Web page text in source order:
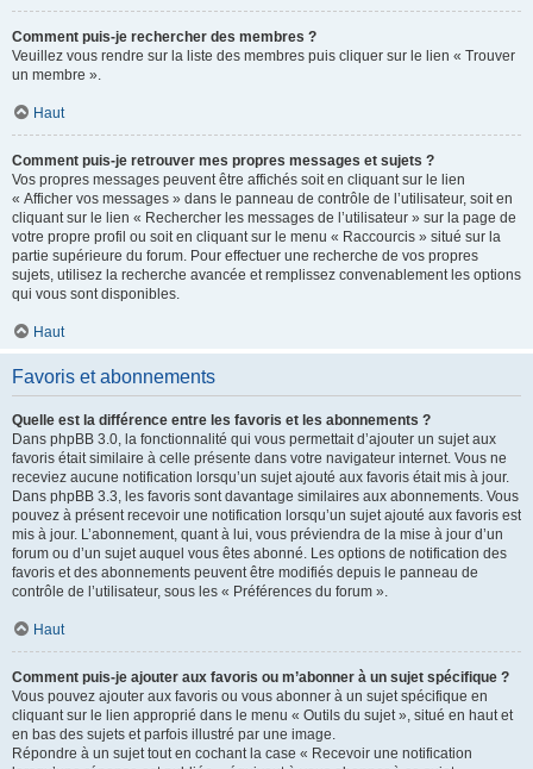
Comment puis-je rechercher des membres ?
Veuillez vous rendre sur la liste des membres puis cliquer sur le lien « Trouver
un membre ».
Haut
Comment puis-je retrouver mes propres messages et sujets ?
Vos propres messages peuvent être affichés soit en cliquant sur le lien
« Afficher vos messages » dans le panneau de contrôle de l’utilisateur, soit en
cliquant sur le lien « Rechercher les messages de l’utilisateur » sur la page de
votre propre profil ou soit en cliquant sur le menu « Raccourcis » situé sur la
partie supérieure du forum. Pour effectuer une recherche de vos propres
sujets, utilisez la recherche avancée et remplissez convenablement les options
qui vous sont disponibles.
Haut
Favoris et abonnements
Quelle est la différence entre les favoris et les abonnements ?
Dans phpBB 3.0, la fonctionnalité qui vous permettait d’ajouter un sujet aux
favoris était similaire à celle présente dans votre navigateur internet. Vous ne
receviez aucune notification lorsqu’un sujet ajouté aux favoris était mis à jour.
Dans phpBB 3.3, les favoris sont davantage similaires aux abonnements. Vous
pouvez à présent recevoir une notification lorsqu’un sujet ajouté aux favoris est
mis à jour. L’abonnement, quant à lui, vous préviendra de la mise à jour d’un
forum ou d’un sujet auquel vous êtes abonné. Les options de notification des
favoris et des abonnements peuvent être modifiés depuis le panneau de
contrôle de l’utilisateur, sous les « Préférences du forum ».
Haut
Comment puis-je ajouter aux favoris ou m’abonner à un sujet spécifique ?
Vous pouvez ajouter aux favoris ou vous abonner à un sujet spécifique en
cliquant sur le lien approprié dans le menu « Outils du sujet », situé en haut et
en bas des sujets et parfois illustré par une image.
Répondre à un sujet tout en cochant la case « Recevoir une notification